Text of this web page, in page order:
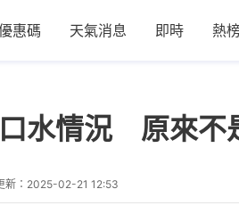
惠碼 天氣消息 即時 熱
水情況 原來
新： 2025-02-21 12:53